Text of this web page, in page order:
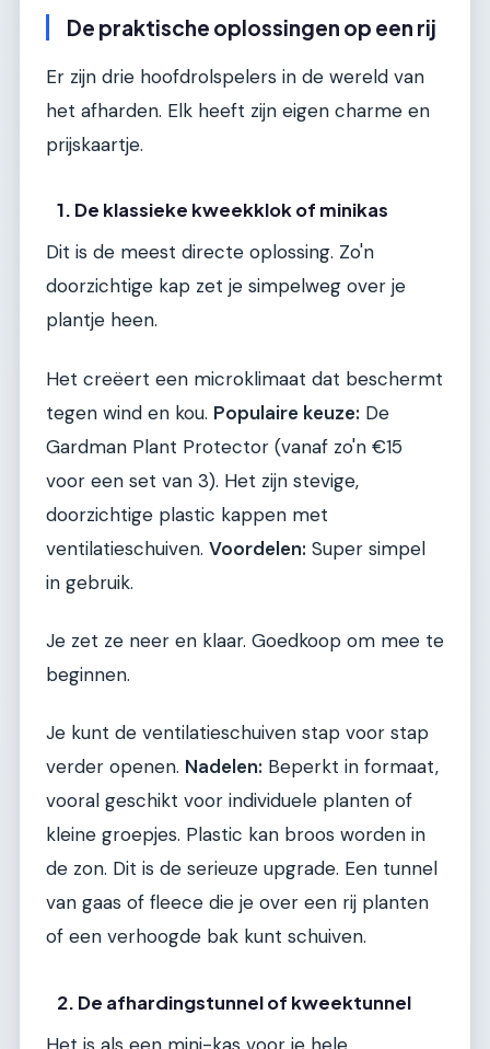
De praktische oplossingen op een rij
Er zijn drie hoofdrolspelers in de wereld van
het afharden. Elk heeft zijn eigen charme en
prijskaartje.
1. De klassieke kweekklok of minikas
Dit is de meest directe oplossing. Zo'n
doorzichtige kap zet je simpelweg over je
plantje heen.
Het creëert een microklimaat dat beschermt
tegen wind en kou. Populaire keuze: De
Gardman Plant Protector (vanaf zo'n €15
voor een set van 3). Het zijn stevige,
doorzichtige plastic kappen met
ventilatieschuiven. Voordelen: Super simpel
in gebruik.
Je zet ze neer en klaar. Goedkoop om mee te
beginnen.
Je kunt de ventilatieschuiven stap voor stap
verder openen. Nadelen: Beperkt in formaat,
vooral geschikt voor individuele planten of
kleine groepjes. Plastic kan broos worden in
de zon. Dit is de serieuze upgrade. Een tunnel
van gaas of fleece die je over een rij planten
of een verhoogde bak kunt schuiven.
2. De afhardingstunnel of kweektunnel